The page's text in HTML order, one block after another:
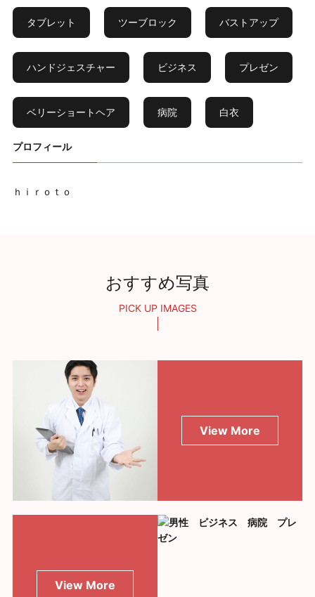
タブレット ツーブロック バストアップ
ハンドジェスチャー ビジネス プレゼン
ベリーショートヘア 病院 白衣
プロフィール
ｈｉｒｏｔｏ
おすすめ写真
PICK UP IMAGES
View More
View More